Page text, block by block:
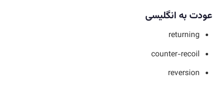
عودت به انگلیسی
returning
counter-recoil
reversion